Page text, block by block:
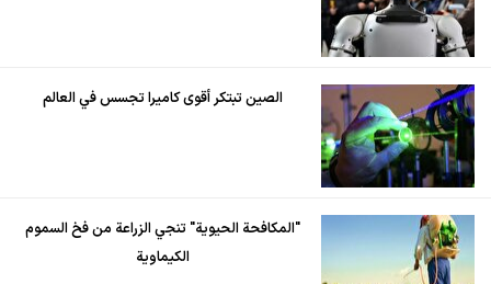
الصين تبتكر أقوى كاميرا تجسس في العالم
"المكافحة الحيوية" تنجي الزراعة من فخ السموم
الكيماوية